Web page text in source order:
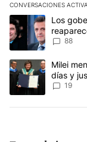
CONVERSACIONES
Este listado
Un artículo de
Los
88
Un artículo de
Milei
días y
19